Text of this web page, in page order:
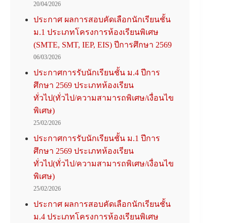
20/04/2026
ประกาศ ผลการสอบคัดเลือกนักเรียนชั้น
ม.1 ประเภทโครงการห้องเรียนพิเศษ
(SMTE, SMT, IEP, EIS) ปีการศึกษา 2569
06/03/2026
ประกาศการรับนักเรียนชั้น ม.4 ปีการ
ศึกษา 2569 ประเภทห้องเรียน
ทั่วไป(ทั่วไป/ความสามารถพิเศษ/เงื่อนไข
พิเศษ)
25/02/2026
ประกาศการรับนักเรียนชั้น ม.1 ปีการ
ศึกษา 2569 ประเภทห้องเรียน
ทั่วไป(ทั่วไป/ความสามารถพิเศษ/เงื่อนไข
พิเศษ)
25/02/2026
ประกาศ ผลการสอบคัดเลือกนักเรียนชั้น
ม.4 ประเภทโครงการห้องเรียนพิเศษ